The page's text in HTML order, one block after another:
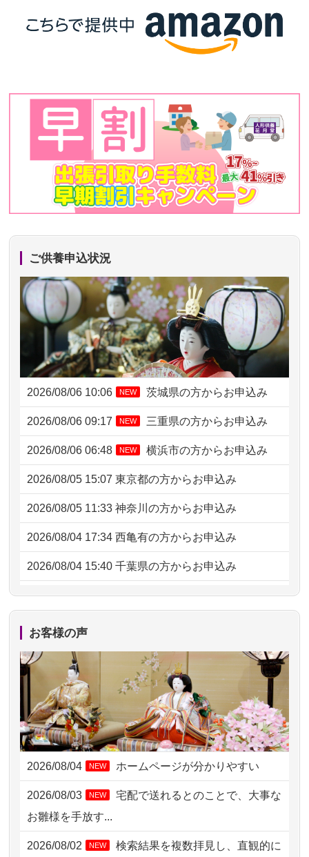
ご供養申込状況
2026/08/06 10:06 NEW 茨城県の方からお申込み
2026/08/06 09:17 NEW 三重県の方からお申込み
2026/08/06 06:48 NEW 横浜市の方からお申込み
2026/08/05 15:07 東京都の方からお申込み
2026/08/05 11:33 神奈川の方からお申込み
2026/08/04 17:34 西亀有の方からお申込み
2026/08/04 15:40 千葉県の方からお申込み
2026/08/04 14:04 東京都の方からお申込み
2026/08/04 00:38
2026/08/03 21:17 愛知県の方からお申込み
2026/08/02 18:47 虎ノ門の方からお申込み
2026/08/02 11:15 千葉県の方からお申込み
2026/08/02 10:39 神奈川の方からお申込み
2026/08/02 09:15 神奈川の方からお申込み
2026/08/02 06:46 相模原の方からお申込み
お客様の声
2026/08/04 NEW ホームページが分かりやすい
2026/08/03 NEW
宅配で送れるとのことで、大事な
お雛様を手放す...
2026/08/02 NEW
検索結果を複数拝見し、直観的に